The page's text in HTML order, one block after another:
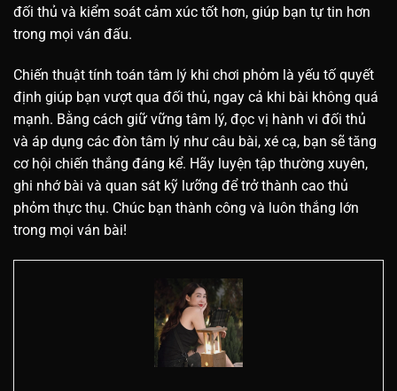
đối thủ và kiểm soát cảm xúc tốt hơn, giúp bạn tự tin hơn
trong mọi ván đấu.
Chiến thuật tính toán tâm lý khi chơi phỏm là yếu tố quyết
định giúp bạn vượt qua đối thủ, ngay cả khi bài không quá
mạnh. Bằng cách giữ vững tâm lý, đọc vị hành vi đối thủ
và áp dụng các đòn tâm lý như câu bài, xé cạ, bạn sẽ tăng
cơ hội chiến thắng đáng kể. Hãy luyện tập thường xuyên,
ghi nhớ bài và quan sát kỹ lưỡng để trở thành cao thủ
phỏm thực thụ. Chúc bạn thành công và luôn thắng lớn
trong mọi ván bài!